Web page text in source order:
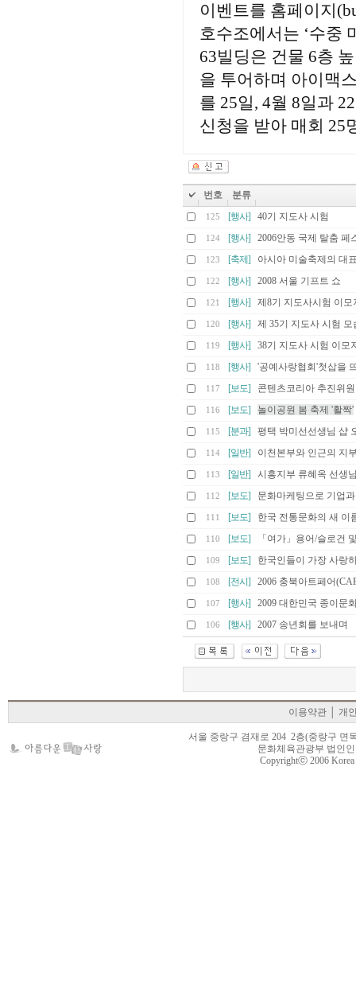
이벤트를 홈페이지
호수조에서는 ‘수중
63빌딩은 건물 6층
을 투어하며 아이맥
를 25일, 4월 8일과
신청을 받아 매회 25
번호 분류
125 [행사] 40기 지도사 시험
124 [행사] 2006안동 국제 탈춤 페
123 [축제] 아시아 미술축제의 대
122 [행사] 2008 서울 기프트 쇼
121 [행사] 제8기 지도사시험 이모
120 [행사] 제 35기 지도사 시험 모
119 [행사] 38기 지도사 시험 이모
118 [행사] '공예사랑협회'첫삽을
117 [보도] 콘텐츠코리아 추진위
116 [보도] 놀이공원 봄 축제 '활짝'
115 [분과] 평택 박미선선생님 샵
114 [일반] 이천본부와 인근의 지
113 [일반] 시흥지부 류혜옥 선생
112 [보도] 문화마케팅으로 기업
111 [보도] 한국 전통문화의 새 이
110 [보도] 「여가」용어/슬로건
109 [보도] 한국인들이 가장 사랑
108 [전시] 2006 충북아트페어
107 [행사] 2009 대한민국 종이문
106 [행사] 2007 송년회를 보내며
이용약관 │개
서울 중랑구 겸재로 204 2층(중랑구 면
문화체육관광부 법인
Copyrightⓒ 2006 Korea